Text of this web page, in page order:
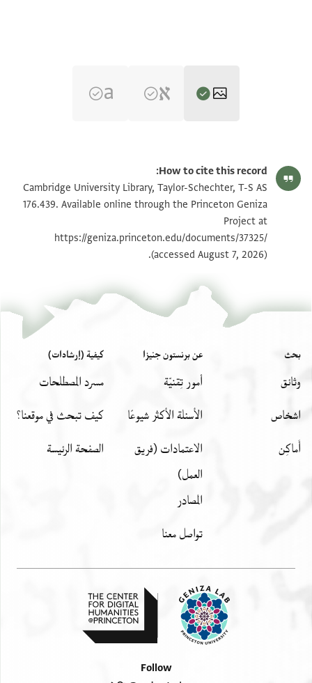
T-S AS 176.439 1v تكبير و تدوير
بيان أذونات الصورة
How to cite this record:
Cambridge University Library, Taylor-Schechter, T-S AS
176.439. Available online through the Princeton Geniza
Project at
https://geniza.princeton.edu/documents/37325/
(accessed August 7, 2026).
بحث
وثائق
اشخاص
أَماكِن
عن برنستون جنيزا
أمور تِقنيّة
الأسئلة الأكثر شيوعًا
الاعتمادات (فريق
العمل)
المصادر
تواصل معنا
كيفية (إرشادات)
مسرد المصطلحات
كيف تبحث في موقعنا؟
الصفحة الرئيسة
Follow